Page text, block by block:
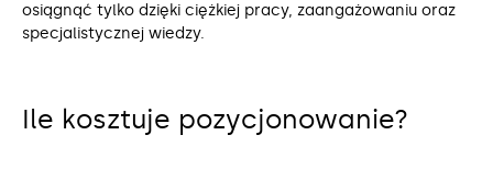
osiągnąć tylko dzięki ciężkiej pracy, zaangażowaniu oraz
specjalistycznej wiedzy.
Ile kosztuje pozycjonowanie?